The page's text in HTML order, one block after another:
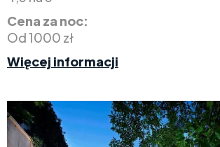
Cena za noc:
Od 1000 zł
Więcej informacji